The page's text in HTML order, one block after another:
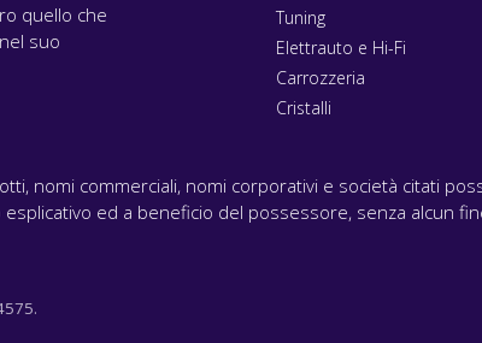
quello che
suo
Tuning
Elettrauto e Hi-Fi
Carrozzeria
Cristalli
nomi commerciali, nomi corporativi e società citati
ed a beneficio del possessore, senza alcun